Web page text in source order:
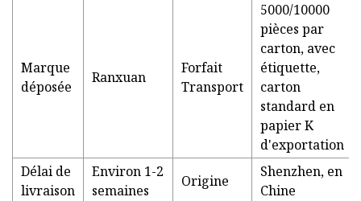
Marque
déposée
Ranxuan
Forfait
Transport
5000/10000
pièces par
carton, avec
étiquette,
carton
standard en
papier K
d'exportation
Délai de
livraison
Environ 1-2
semaines
Origine
Shenzhen, en
Chine